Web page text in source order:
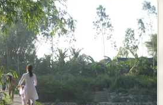
anh yêu em- Sông